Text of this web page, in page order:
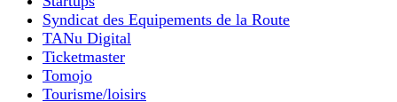
Syndicat des Equipements de la Route
TANu Digital
Ticketmaster
Tomojo
Tourisme/loisirs